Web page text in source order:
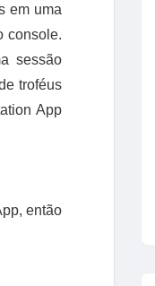
em uma
console.
sessão
troféus
App
então